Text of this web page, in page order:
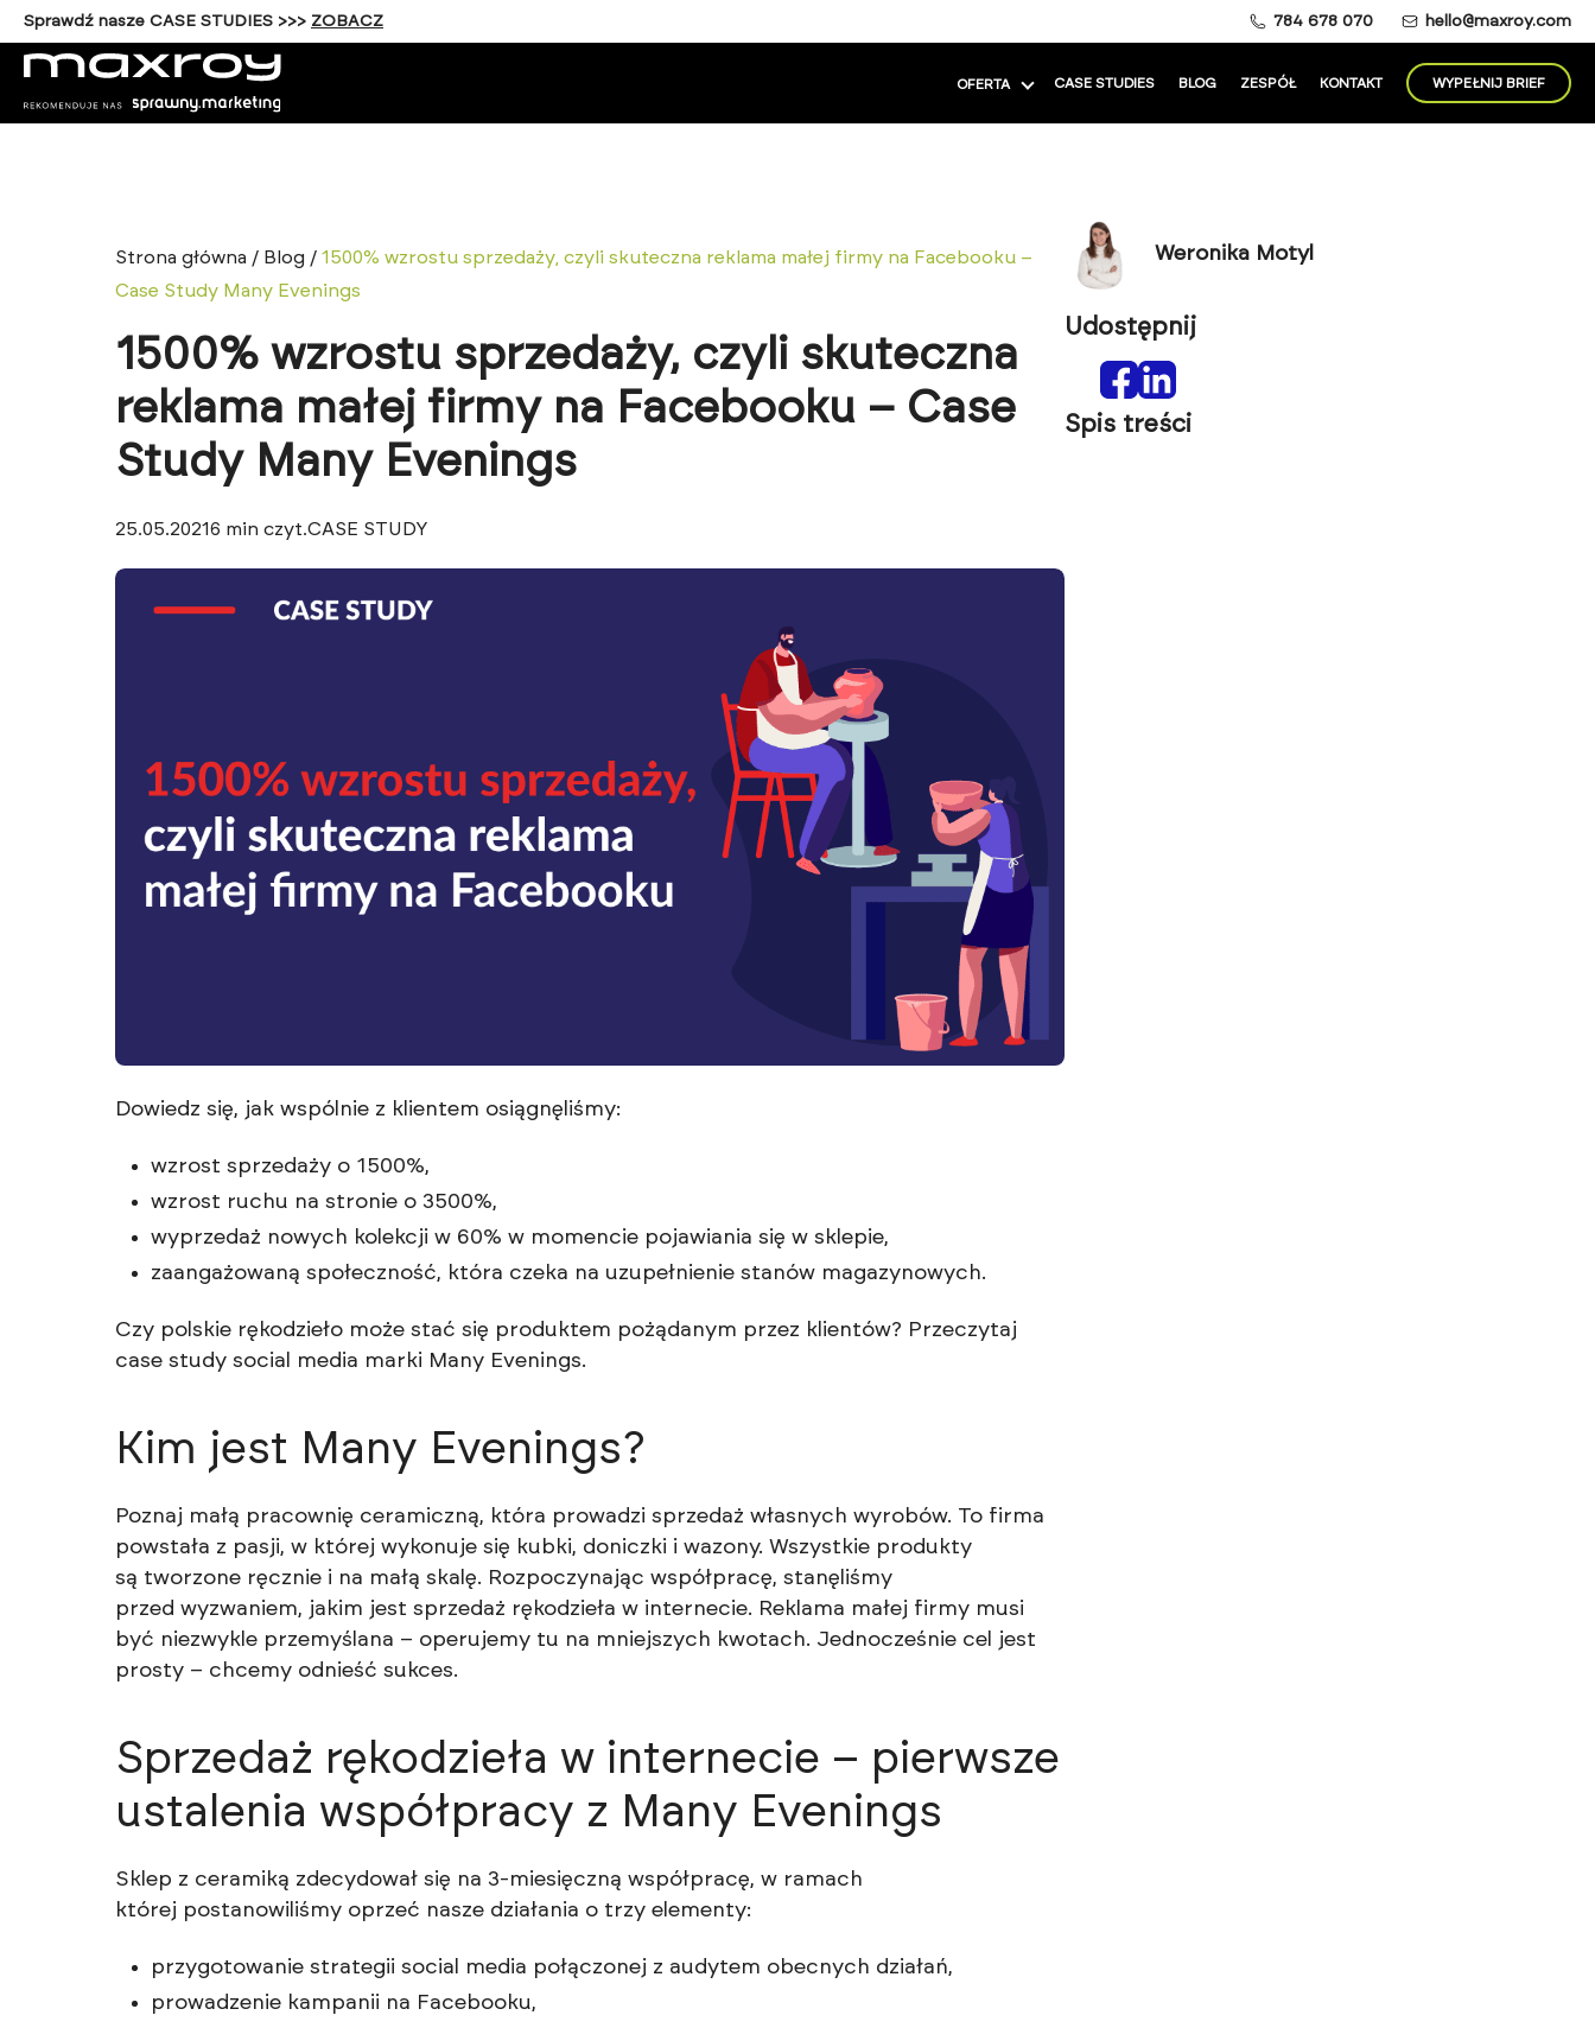
Sprawdź nasze CASE STUDIES >>> ZOBACZ 784 678 070 hello@maxroy.com
OFERTA CASE STUDIES BLOG ZESPÓŁ KONTAKT WYPEŁNIJ BRIEF
Strona główna / Blog / 1500% wzrostu sprzedaży, czyli skuteczna reklama małej firmy na Facebooku –
Case Study Many Evenings
1500% wzrostu sprzedaży, czyli skuteczna
reklama małej firmy na Facebooku – Case
Study Many Evenings
25.05.20216 min czyt.CASE STUDY
Dowiedz się, jak wspólnie z klientem osiągnęliśmy:
wzrost sprzedaży o 1500%,
wzrost ruchu na stronie o 3500%,
wyprzedaż nowych kolekcji w 60% w momencie pojawiania się w sklepie,
zaangażowaną społeczność, która czeka na uzupełnienie stanów magazynowych.
Czy polskie rękodzieło może stać się produktem pożądanym przez klientów? Przeczytaj
case study social media marki Many Evenings.
Kim jest Many Evenings?
Poznaj małą pracownię ceramiczną, która prowadzi sprzedaż własnych wyrobów. To firma
powstała z pasji, w której wykonuje się kubki, doniczki i wazony. Wszystkie produkty
są tworzone ręcznie i na małą skalę. Rozpoczynając współpracę, stanęliśmy
przed wyzwaniem, jakim jest sprzedaż rękodzieła w internecie. Reklama małej firmy musi
być niezwykle przemyślana – operujemy tu na mniejszych kwotach. Jednocześnie cel jest
prosty – chcemy odnieść sukces.
Sprzedaż rękodzieła w internecie – pierwsze
ustalenia współpracy z Many Evenings
Sklep z ceramiką zdecydował się na 3-miesięczną współpracę, w ramach
której postanowiliśmy oprzeć nasze działania o trzy elementy:
przygotowanie strategii social media połączonej z audytem obecnych działań,
prowadzenie kampanii na Facebooku,
Weronika Motyl
Udostępnij
Spis treści